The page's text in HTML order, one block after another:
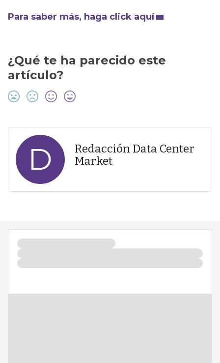
Para saber más, haga click aquí
¿Qué te ha parecido este
artículo?
D
Redacción Data Center
Market